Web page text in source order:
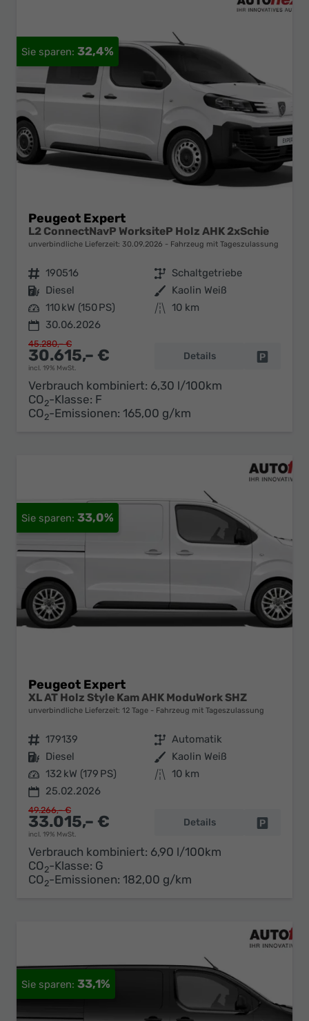
32,4%
Peugeot Expert
L2 ConnectNavP WorksiteP Holz AHK 2xSchie
unverbindliche Lieferzeit: 30.09.2026 Fahrzeug mit Tageszulassung
Fahrzeugnr. 190516 Getriebe Schaltgetriebe
Kraftstoff Diesel Außenfarbe Kaolin Weiß
Leistung 110 kW (150 PS) Kilometerstand 10 km
30.06.2026
30.615,– €
incl. 19% MwSt.
45.280,– €
Details
Verbrauch kombiniert: 6,30 l/100km
CO2-Klasse: F
CO2-Emissionen: 165,00 g/km
33,0%
Peugeot Expert
XL AT Holz Style Kam AHK ModuWork SHZ
unverbindliche Lieferzeit: 12 Tage Fahrzeug mit Tageszulassung
Fahrzeugnr. 179139 Getriebe Automatik
Kraftstoff Diesel Außenfarbe Kaolin Weiß
Leistung 132 kW (179 PS) Kilometerstand 10 km
25.02.2026
33.015,– €
incl. 19% MwSt.
49.266,– €
Details
Verbrauch kombiniert: 6,90 l/100km
CO2-Klasse: G
CO2-Emissionen: 182,00 g/km
33,1%